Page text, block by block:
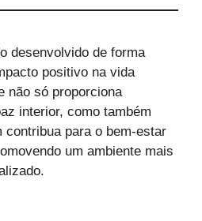
desenvolvido de forma
positivo na vida
não só proporciona
interior, como também
contribua para o bem-estar
um ambiente mais